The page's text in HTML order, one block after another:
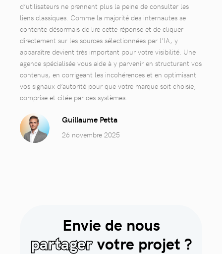
d’utilisateurs ne prennent plus la peine de consulter les
liens classiques. Comme la majorité des internautes se
contente désormais de lire cette réponse et de cliquer
directement sur les sources sélectionnées par l’IA, y
apparaître devient très important pour votre visibilité. Une
agence spécialisée vous aide à y parvenir en structurant vos
contenus, en corrigeant les incohérences et en optimisant
vos signaux d’autorité pour que votre marque soit choisie,
comprise et citée par ces systèmes.
Guillaume Petta
26 novembre 2025
Envie de nous
partager votre projet ?